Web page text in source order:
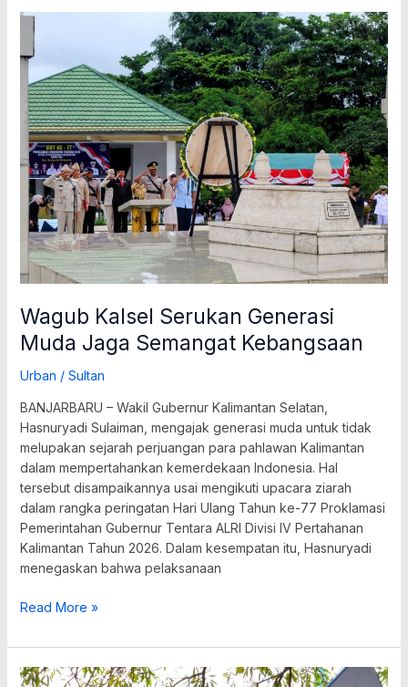
Wagub Kalsel Serukan Generasi
Muda Jaga Semangat Kebangsaan
Urban / Sultan
BANJARBARU – Wakil Gubernur Kalimantan Selatan,
Hasnuryadi Sulaiman, mengajak generasi muda untuk tidak
melupakan sejarah perjuangan para pahlawan Kalimantan
dalam mempertahankan kemerdekaan Indonesia. Hal
tersebut disampaikannya usai mengikuti upacara ziarah
dalam rangka peringatan Hari Ulang Tahun ke-77 Proklamasi
Pemerintahan Gubernur Tentara ALRI Divisi IV Pertahanan
Kalimantan Tahun 2026. Dalam kesempatan itu, Hasnuryadi
menegaskan bahwa pelaksanaan
Wagub
Kalsel
Serukan
Generasi
Muda
Jaga
Semangat
Kebangsaan
Read More »
Pasar